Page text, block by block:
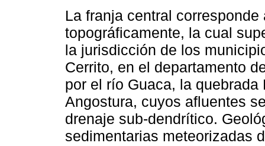
La franja central
topográficamente, la cual
la jurisdicción de los
Cerrito, en el departamento
por el río Guaca, la
Angostura, cuyos afluentes
drenaje sub-dendrítico.
sedimentarias meteorizadas